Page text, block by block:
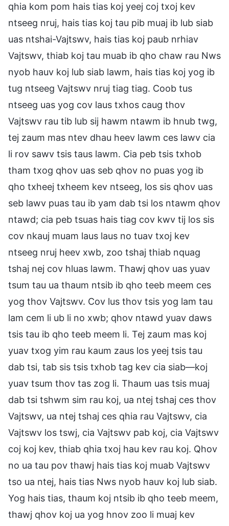
qhia kom pom hais tias koj yeej coj txoj kev
ntseeg nruj, hais tias koj tau pib muaj ib lub siab
uas ntshai-Vajtswv, hais tias koj paub nrhiav
Vajtswv, thiab koj tau muab ib qho chaw rau Nws
nyob hauv koj lub siab lawm, hais tias koj yog ib
tug ntseeg Vajtswv nruj tiag tiag. Coob tus
ntseeg uas yog cov laus txhos caug thov
Vajtswv rau tib lub sij hawm ntawm ib hnub twg,
tej zaum mas ntev dhau heev lawm ces lawv cia
li rov sawv tsis taus lawm. Cia peb tsis txhob
tham txog qhov uas seb qhov no puas yog ib
qho txheej txheem kev ntseeg, los sis qhov uas
seb lawv puas tau ib yam dab tsi los ntawm qhov
ntawd; cia peb tsuas hais tiag cov kwv tij los sis
cov nkauj muam laus laus no tuav txoj kev
ntseeg nruj heev xwb, zoo tshaj thiab nquag
tshaj nej cov hluas lawm. Thawj qhov uas yuav
tsum tau ua thaum ntsib ib qho teeb meem ces
yog thov Vajtswv. Cov lus thov tsis yog lam tau
lam cem li ub li no xwb; qhov ntawd yuav daws
tsis tau ib qho teeb meem li. Tej zaum mas koj
yuav txog yim rau kaum zaus los yeej tsis tau
dab tsi, tab sis tsis txhob tag kev cia siab—koj
yuav tsum thov tas zog li. Thaum uas tsis muaj
dab tsi tshwm sim rau koj, ua ntej tshaj ces thov
Vajtswv, ua ntej tshaj ces qhia rau Vajtswv, cia
Vajtswv los tswj, cia Vajtswv pab koj, cia Vajtswv
coj koj kev, thiab qhia txoj hau kev rau koj. Qhov
no ua tau pov thawj hais tias koj muab Vajtswv
tso ua ntej, hais tias Nws nyob hauv koj lub siab.
Yog hais tias, thaum koj ntsib ib qho teeb meem,
thawj qhov koj ua yog hnov zoo li muaj kev